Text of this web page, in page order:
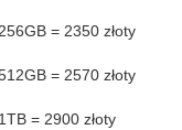
= 2350 złoty
= 2570 złoty
= 2900 złoty